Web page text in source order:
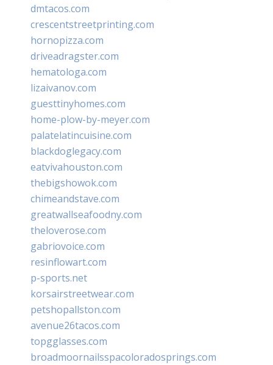
dmtacos.com
crescentstreetprinting.com
hornopizza.com
driveadragster.com
hematologa.com
lizaivanov.com
guesttinyhomes.com
home-plow-by-meyer.com
palatelatincuisine.com
blackdoglegacy.com
eatvivahouston.com
thebigshowok.com
chimeandstave.com
greatwallseafoodny.com
theloverose.com
gabriovoice.com
resinflowart.com
p-sports.net
korsairstreetwear.com
petshopallston.com
avenue26tacos.com
topgglasses.com
broadmoornailsspacoloradosprings.com